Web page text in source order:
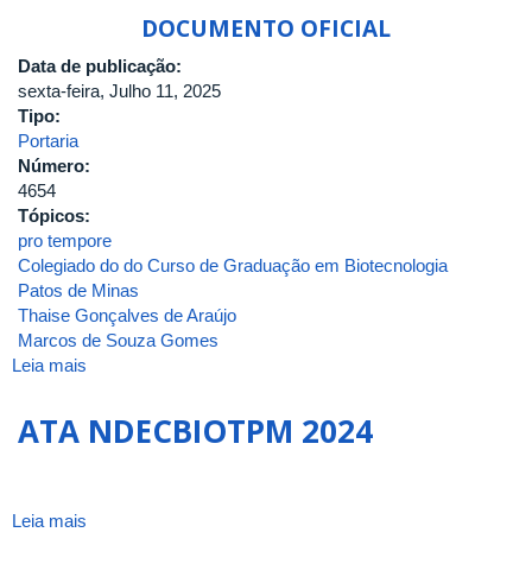
DOCUMENTO OFICIAL
Data de publicação:
sexta-feira, Julho 11, 2025
Tipo:
Portaria
Número:
4654
Tópicos:
pro tempore
Colegiado do do Curso de Graduação em Biotecnologia
Patos de Minas
Thaise Gonçalves de Araújo
Marcos de Souza Gomes
Leia mais
Pessoal
ATA NDECBIOTPM 2024
Leia mais